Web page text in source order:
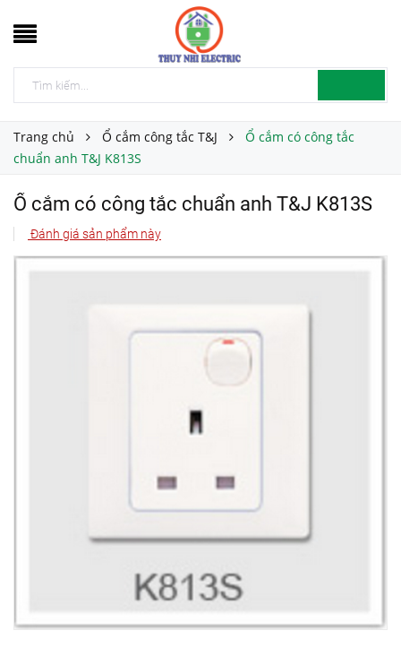
Trang chủ Ổ cắm công tắc T&J
Ổ cắm có công tắc
chuẩn anh T&J K813S
Ổ cắm có công tắc chuẩn anh T&J K813S
Đánh giá sản phẩm này